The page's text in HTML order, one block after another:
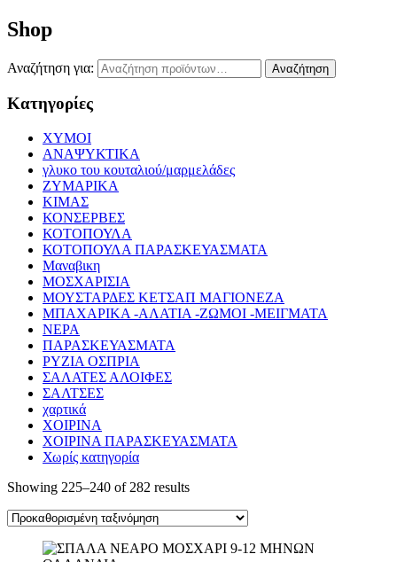
Shop
Αναζήτηση για: Αναζήτηση
Κατηγορίες
XYMOI
ΑΝΑΨΥΚΤΙΚΑ
γλυκο του κουταλιού/μαρμελάδες
ΖΥΜΑΡΙΚΑ
ΚΙΜΑΣ
ΚΟΝΣΕΡΒΕΣ
ΚΟΤΟΠΟΥΛΑ
ΚΟΤΟΠΟΥΛΑ ΠΑΡΑΣΚΕΥΑΣΜΑΤΑ
Μαναβικη
ΜΟΣΧΑΡΙΣΙΑ
ΜΟΥΣΤΑΡΔΕΣ ΚΕΤΣΑΠ ΜΑΓΙΟΝΕΖΑ
ΜΠΑΧΑΡΙΚΑ -ΑΛΑΤΙΑ -ΖΩΜΟΙ -ΜΕΙΓΜΑΤΑ
ΝΕΡΑ
ΠΑΡΑΣΚΕΥΑΣΜΑΤΑ
ΡΥΖΙΑ ΟΣΠΡΙΑ
ΣΑΛΑΤΕΣ ΑΛΟΙΦΕΣ
ΣΑΛΤΣΕΣ
χαρτικά
ΧΟΙΡΙΝΑ
ΧΟΙΡΙΝΑ ΠΑΡΑΣΚΕΥΑΣΜΑΤΑ
Χωρίς κατηγορία
Showing 225–240 of 282 results